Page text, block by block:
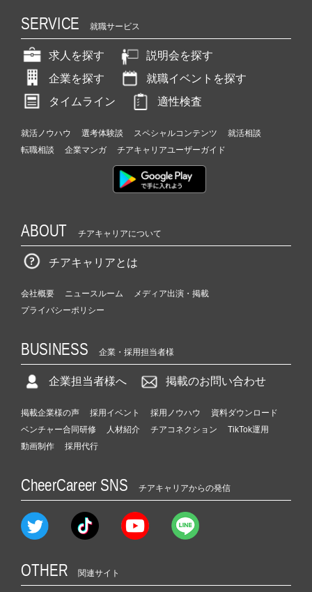
SERVICE 就職サービス
求人を探す
説明会を探す
企業を探す
就職イベントを探す
タイムライン
適性検査
就活ノウハウ 選考体験談 スペシャルコンテンツ
就活相談
転職相談
企業マンガ チアキャリアユーザーガイド
ABOUT チアキャリアについて
チアキャリアとは
会社概要 ニュースルーム
メディア出演・掲載
プライバシーポリシー
BUSINESS 企業・採用担当者様
企業担当者様へ 掲載のお問い合わせ
掲載企業様の声 採用イベント 採用ノウハウ
資料ダウンロード
ベンチャー合同研修
人材紹介 チアコネクション
TikTok運用
動画制作
採用代行
CheerCareer SNS チアキャリアからの発信
OTHER 関連サイト